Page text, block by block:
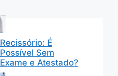
Recissório: É
Possível Sem
Exame e Atestado?